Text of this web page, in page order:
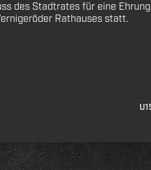
des Stadtrates für eine
Rathauses statt.